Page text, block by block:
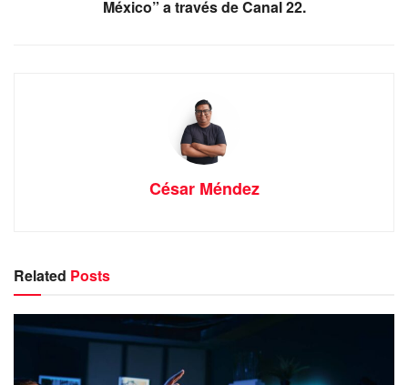
México” a través de Canal 22.
César Méndez
Related Posts